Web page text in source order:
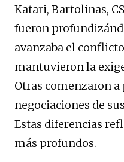
Katari, Bartolinas,
fueron
avanzaba el
mantuvieron la
Otras comenzaron
negociaciones de
Estas diferencias
más profundos.